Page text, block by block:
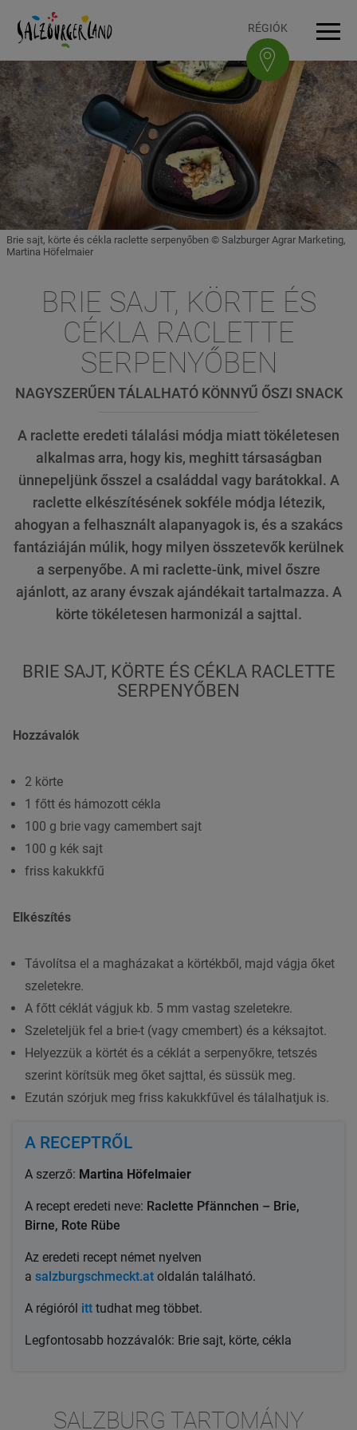
A tartalomhozAccesskey
[0]
A navigációhozAccesskey
[1]
Az oldal tetejéreAccesskey
[2]
A lábléchezAccesskey
[3] RÉGIÓK
Brie sajt, körte és cékla raclette serpenyőben © Salzburger Agrar Marketing,
Martina Höfelmaier
BRIE SAJT, KÖRTE ÉS
CÉKLA RACLETTE
SERPENYŐBEN
NAGYSZERŰEN TÁLALHATÓ KÖNNYŰ ŐSZI SNACK
A raclette eredeti tálalási módja miatt tökéletesen
alkalmas arra, hogy kis, meghitt társaságban
ünnepeljünk ősszel a családdal vagy barátokkal. A
raclette elkészítésének sokféle módja létezik,
ahogyan a felhasznált alapanyagok is, és a szakács
fantáziáján múlik, hogy milyen összetevők kerülnek
a serpenyőbe. A mi raclette-ünk, mivel őszre
ajánlott, az arany évszak ajándékait tartalmazza. A
körte tökéletesen harmonizál a sajttal.
BRIE SAJT, KÖRTE ÉS CÉKLA RACLETTE
SERPENYŐBEN
Hozzávalók
2 körte
1 főtt és hámozott cékla
100 g brie vagy camembert sajt
100 g kék sajt
friss kakukkfű
Elkészítés
Távolítsa el a magházakat a körtékből, majd vágja őket
szeletekre.
A főtt céklát vágjuk kb. 5 mm vastag szeletekre.
Szeleteljük fel a brie-t (vagy cmembert) és a kéksajtot.
Helyezzük a körtét és a céklát a serpenyőkre, tetszés
szerint körítsük meg őket sajttal, és süssük meg.
Ezután szórjuk meg friss kakukkfűvel és tálalhatjuk is.
A RECEPTRŐL
A szerző: Martina Höfelmaier
A recept eredeti neve: Raclette Pfännchen – Brie,
Birne, Rote Rübe
Az eredeti recept német nyelven
a salzburgschmeckt.at oldalán található.
A régióról itt tudhat meg többet.
Legfontosabb hozzávalók: Brie sajt, körte, cékla
SALZBURG TARTOMÁNY